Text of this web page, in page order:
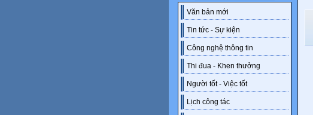
Văn bản mới
Tin tức - Sự kiện
Công nghệ thông tin
Thi đua - Khen thưởng
Người tốt - Việc tốt
Lịch công tác